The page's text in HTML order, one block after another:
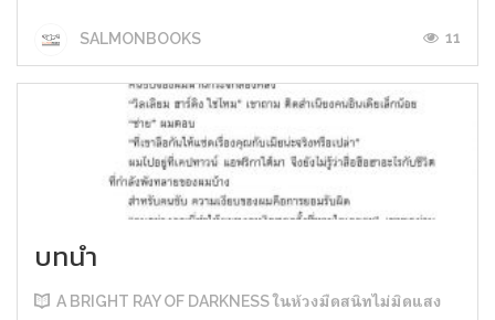
SALMONBOOKS 11
บทนำ
A BRIGHT RAY OF DARKNESS ในห้วงมืดสนิทไม่มิดแสง